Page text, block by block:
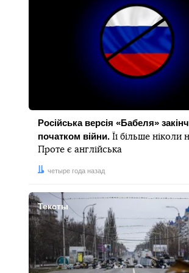
Російська версія «Бабеля»
початком війни.Її більше ніколи
Проте є англійська
Дата:четыре года назад
Тексты